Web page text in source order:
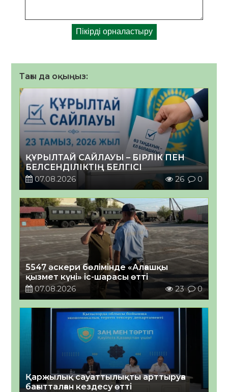
Тағы да оқыңыз:
ҚҰРЫЛТАЙ САЙЛАУЫ – БІРЛІК ПЕН
БЕЛСЕНДІЛІКТІҢ БЕЛГІСІ
07.08.2026
26 0
5547 әскери бөлімінде «Алғашқы
қызмет күні» іс-шарасы өтті
07.08.2026
23 0
Қаржылық сауаттылықты арттыруға
бағытталған кездесу өтті